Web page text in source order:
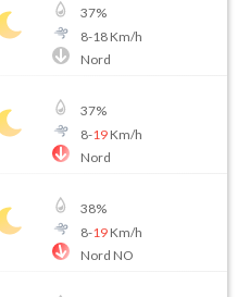
37%
8-18Km/h
Nord
37%
8-19Km/h
Nord
38%
8-19Km/h
Nord NO